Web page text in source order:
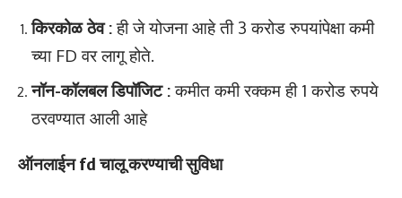
किरकोळ ठेव :ही जे योजना आहे ती 3 करोड रुपयांपेक्षा कमी
च्या FD वर लागू होते.
नॉन-कॉलबल डिपॉजिट :कमीत कमी रक्कम ही 1 करोड रुपये
ठरवण्यात आली आहे
ऑनलाईन fd चालू करण्याची सुविधा